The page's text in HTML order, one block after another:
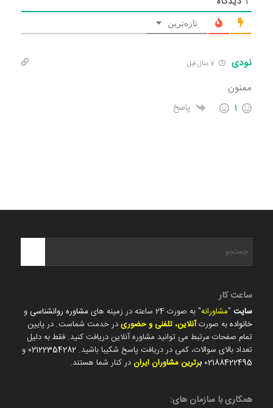
تازه‌ترین
نودی
ممنون
1 پاسخ
ساعت کار
سایت"مشاورانه" به صورت 24 ساعته در زمینه های مشاوره روانشناسی و
خانوادهبه صورتآنلاین، تلفنی و حضوریدر خدمت شماست. در پایین
تمام صفحات مرتبط می توانید مشاوره آنلاین دریافت کنید. فقط به دلیل
تعداد بالای سوالات، کمی در دریافت پاسخ شکیبا باشید. 02122354282 و
02188422495 برترین مشاوران ایراندر کنار شما هستند.
همکاری با سازمان های: